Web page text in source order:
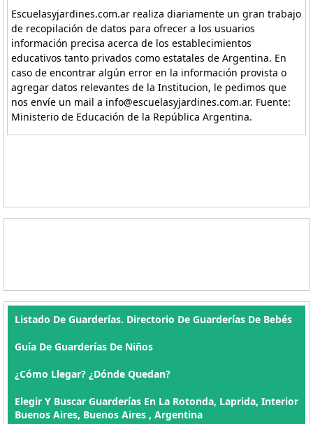
Escuelasyjardines.com.ar realiza diariamente un gran trabajo
de recopilación de datos para ofrecer a los usuarios
información precisa acerca de los establecimientos
educativos tanto privados como estatales de Argentina. En
caso de encontrar algún error en la información provista o
agregar datos relevantes de la Institucion, le pedimos que
nos envíe un mail a info@escuelasyjardines.com.ar. Fuente:
Ministerio de Educación de la República Argentina.
Listado De Guarderías. Directorio De Guarderías De Bebés
Guía De Guarderías De Niños
¿Cómo Llegar? ¿Dónde Quedan?
Elegir Y Buscar Guarderías En La Rotonda, Laprida, Interior
Buenos Aires, Buenos Aires , Argentina